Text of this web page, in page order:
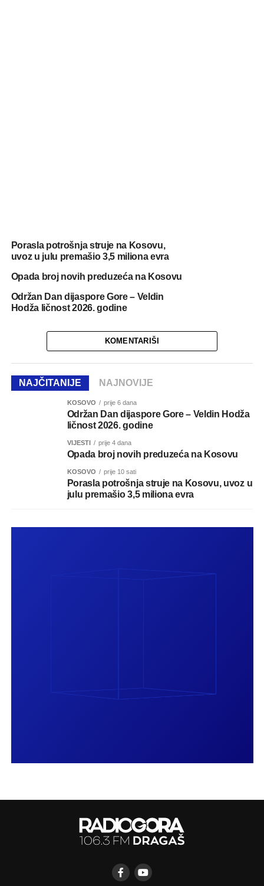
Porasla potrošnja struje na Kosovu,
uvoz u julu premašio 3,5 miliona evra
Opada broj novih preduzeća na Kosovu
Održan Dan dijaspore Gore – Veldin
Hodža ličnost 2026. godine
KOMENTARIŠI
NAJČITANIJE NAJNOVIJE
KOSOVO prije 6 dana
Održan Dan dijaspore Gore – Veldin Hodža
ličnost 2026. godine
VIJESTI prije 4 dana
Opada broj novih preduzeća na Kosovu
KOSOVO prije 10 sati
Porasla potrošnja struje na Kosovu, uvoz u
julu premašio 3,5 miliona evra